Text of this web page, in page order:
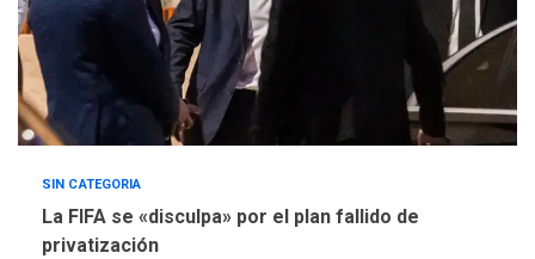
SIN CATEGORIA
La FIFA se «disculpa» por el plan fallido de
privatización